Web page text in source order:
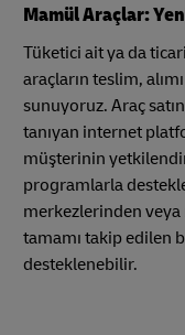
Mamül Araçlar:
Tüketici ait ya da
araçların teslim,
sunuyoruz. Araç
tanıyan internet
müşterinin
programlarla
merkezlerinden
tamamı takip edilen
desteklenebilir.